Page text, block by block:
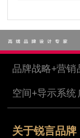
品牌战略+营销
空间+导示系统
关于锐言品牌